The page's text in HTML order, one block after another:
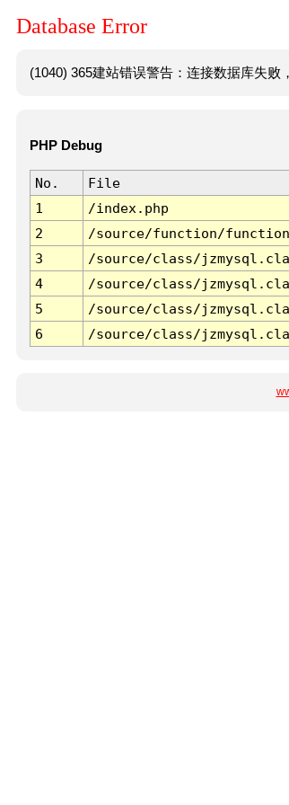
Database Error
(1040) 365建站错误警告：连接数据库失败
PHP Debug
No. File
1
/index.php
2
/source/function/
3
/source/class/
4
/source/class/
5
/source/class/
6
/source/class/